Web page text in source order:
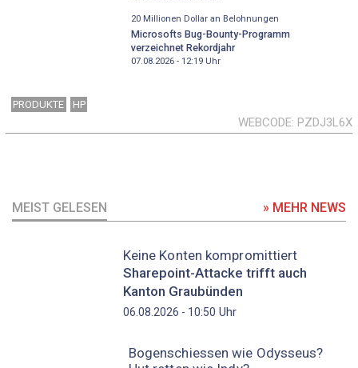
20 Millionen Dollar an Belohnungen
Microsofts Bug-Bounty-Programm
verzeichnet Rekordjahr
07.08.2026 - 12:19Uhr
PRODUKTE HP
WEBCODE PZDJ3L6X
MEIST GELESEN » MEHR NEWS
Keine Konten kompromittiert
Sharepoint-Attacke trifft auch
Kanton Graubünden
06.08.2026 - 10:50 Uhr
Bogenschiessen wie Odysseus?